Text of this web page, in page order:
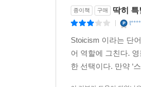
종이책 구매 딱히
Stoicism 이라는 단
어 역할에 그친다.
한 선택이다. 만약 ‘